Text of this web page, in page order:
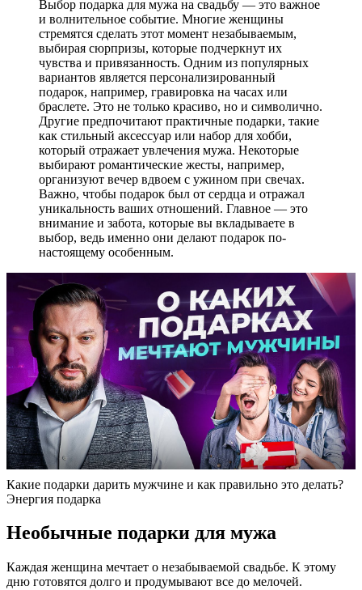
Выбор подарка для мужа на свадьбу — это важное
и волнительное событие. Многие женщины
стремятся сделать этот момент незабываемым,
выбирая сюрпризы, которые подчеркнут их
чувства и привязанность. Одним из популярных
вариантов является персонализированный
подарок, например, гравировка на часах или
браслете. Это не только красиво, но и символично.
Другие предпочитают практичные подарки, такие
как стильный аксессуар или набор для хобби,
который отражает увлечения мужа. Некоторые
выбирают романтические жесты, например,
организуют вечер вдвоем с ужином при свечах.
Важно, чтобы подарок был от сердца и отражал
уникальность ваших отношений. Главное — это
внимание и забота, которые вы вкладываете в
выбор, ведь именно они делают подарок по-
настоящему особенным.
Какие подарки дарить мужчине и как правильно это делать?
Энергия подарка
Необычные подарки для мужа
Каждая женщина мечтает о незабываемой свадьбе. К этому
дню готовятся долго и продумывают все до мелочей.